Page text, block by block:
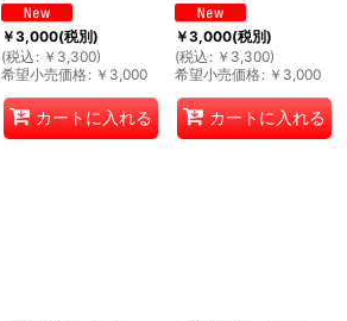
￥3,000(税別)
(税込 : ￥ 3,300)
希望小売価格: ￥ 3,000
カートに入れる
￥3,000(税別)
(税込 : ￥ 3,300)
希望小売価格: ￥ 3,000
カートに入れる